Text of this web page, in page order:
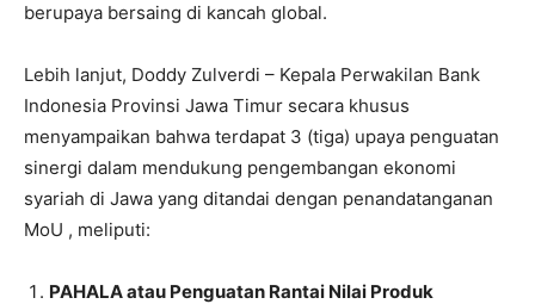
berupaya bersaing di kancah global.
Lebih lanjut, Doddy Zulverdi – Kepala Perwakilan Bank
Indonesia Provinsi Jawa Timur secara khusus
menyampaikan bahwa terdapat 3 (tiga) upaya penguatan
sinergi dalam mendukung pengembangan ekonomi
syariah di Jawa yang ditandai dengan penandatanganan
MoU , meliputi:
PAHALA atau Penguatan Rantai Nilai Produk